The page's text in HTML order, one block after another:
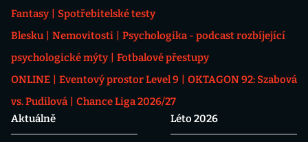
Fantasy
Spotřebitelské testy
Blesku
Nemovitosti
Psychologika - podcast rozbíjející
psychologické mýty
Fotbalové přestupy
ONLINE
Eventový prostor Level 9
OKTAGON 92: Szabová
vs. Pudilová
Chance Liga 2026/27
Aktuálně
Léto 2026